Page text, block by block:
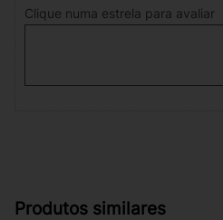
Clique numa estrela para avaliar
Produtos similares